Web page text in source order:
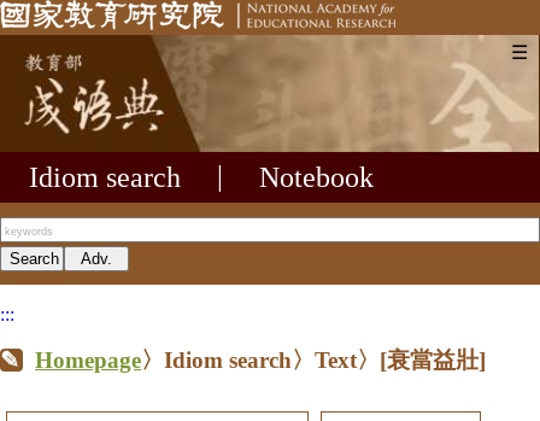
☰
Idiom search Notebook
:::
Homepage〉Idiom search〉Text〉 [衰當益壯]